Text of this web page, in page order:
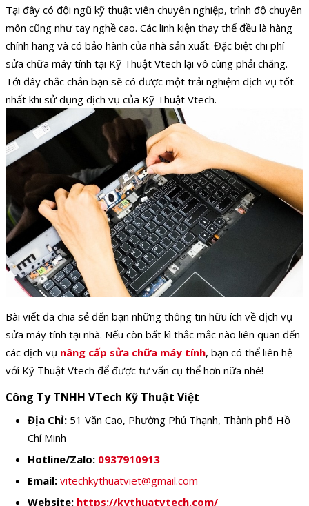
Tại đây có đội ngũ kỹ thuật viên chuyên nghiệp, trình độ chuyên
môn cũng như tay nghề cao. Các linh kiện thay thế đều là hàng
chính hãng và có bảo hành của nhà sản xuất. Đặc biệt chi phí
sửa chữa máy tính tại Kỹ Thuật Vtech lại vô cùng phải chăng.
Tới đây chắc chắn bạn sẽ có được một trải nghiệm dịch vụ tốt
nhất khi sử dụng dịch vụ của Kỹ Thuật Vtech.
Bài viết đã chia sẻ đến bạn những thông tin hữu ích về dịch vụ
sửa máy tính tại nhà. Nếu còn bất kì thắc mắc nào liên quan đến
các dịch vụ nâng cấp sửa chữa máy tính, bạn có thể liên hệ
với Kỹ Thuật Vtech để được tư vấn cụ thể hơn nữa nhé!
Công Ty TNHH VTech Kỹ Thuật Việt
Địa Chỉ: 51 Văn Cao, Phường Phú Thạnh, Thành phố Hồ
Chí Minh
Hotline/Zalo: 0937910913
Email: vitechkythuatviet@gmail.com
Website: https://kythuatvtech.com/